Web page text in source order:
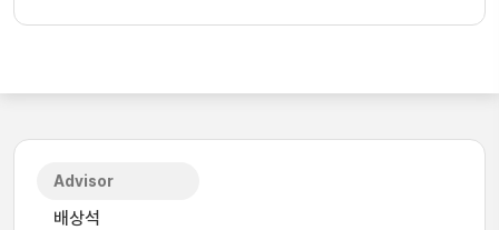
Advisor
배상석